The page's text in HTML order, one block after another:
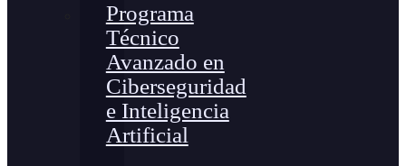
Programa
Técnico
Avanzado en
Ciberseguridad
e Inteligencia
Artificial